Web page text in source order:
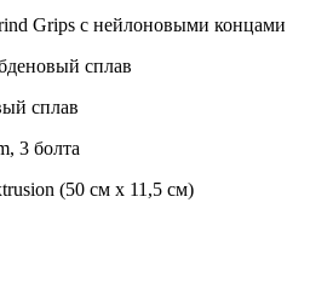
Grips с нейлоновыми концами
сплав
сплав
3 болта
(50 см х 11,5 см)